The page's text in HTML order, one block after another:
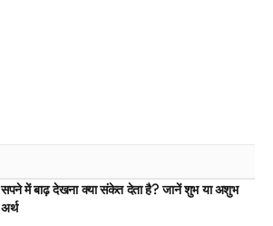
सपने में बाढ़ देखना क्या संकेत देता है? जानें शुभ या अशुभ
अर्थ